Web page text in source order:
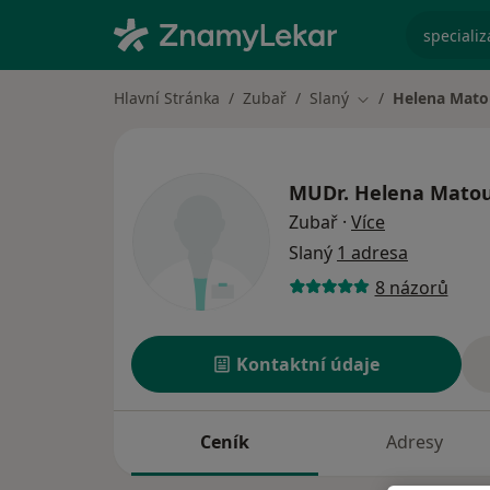
Hlavní Stránka Zubař Slaný Změna města
Helena
MUDr. Helena
Zubař · Více
Slaný 1 adresa
8 názorů
Kontaktní údaje
Ceník Adresy